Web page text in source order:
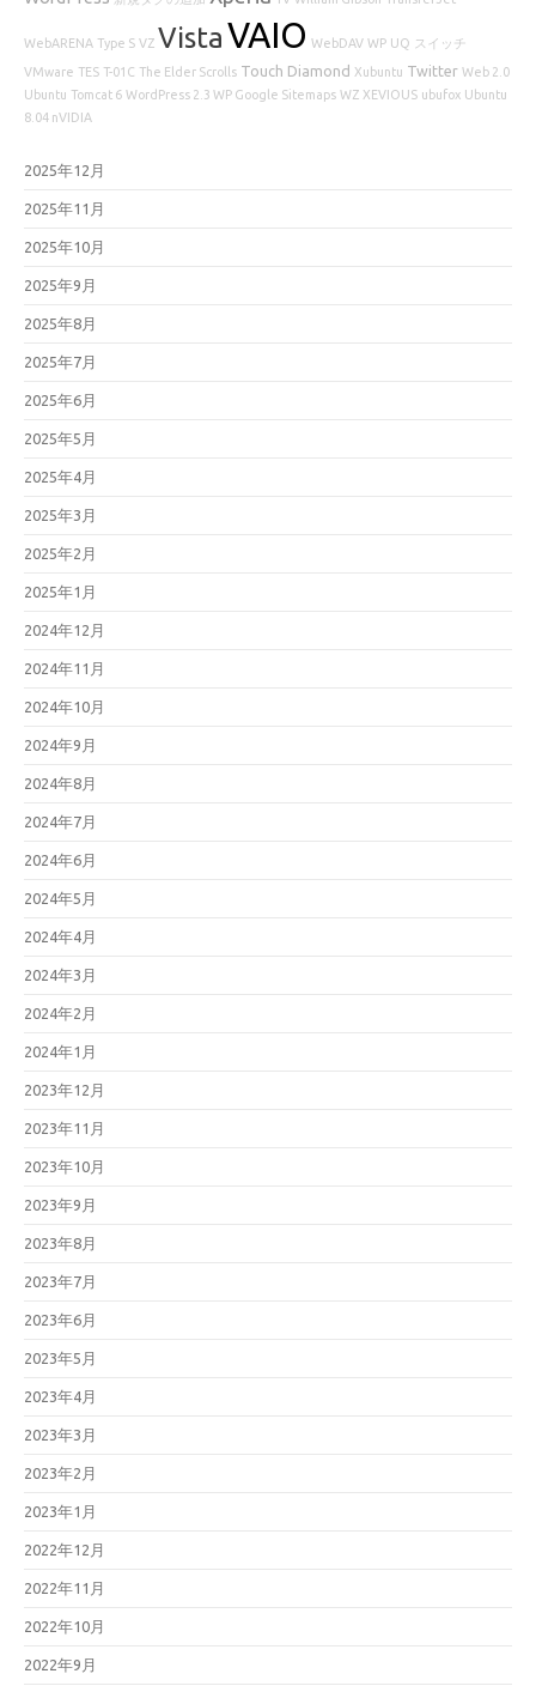
WebARENA Type S VZ VistaVAIO WebDAV WP UQ スイッチ
VMware TES T-01C The Elder Scrolls Touch Diamond Xubuntu Twitter Web 2.0
Ubuntu Tomcat 6 WordPress 2.3 WP Google Sitemaps WZ XEVIOUS ubufox Ubuntu
8.04 nVIDIA
2025年12月
2025年11月
2025年10月
2025年9月
2025年8月
2025年7月
2025年6月
2025年5月
2025年4月
2025年3月
2025年2月
2025年1月
2024年12月
2024年11月
2024年10月
2024年9月
2024年8月
2024年7月
2024年6月
2024年5月
2024年4月
2024年3月
2024年2月
2024年1月
2023年12月
2023年11月
2023年10月
2023年9月
2023年8月
2023年7月
2023年6月
2023年5月
2023年4月
2023年3月
2023年2月
2023年1月
2022年12月
2022年11月
2022年10月
2022年9月